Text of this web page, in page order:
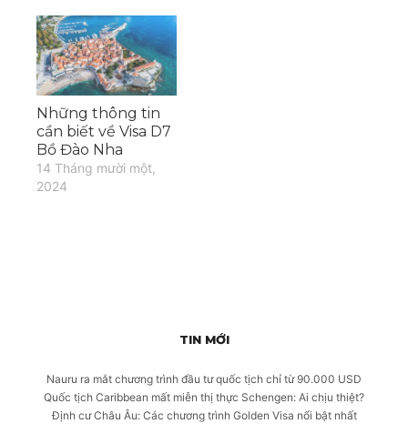
quan trọng hiện nay
là “nơi nào trên thế giới
sẽ là lựa chọn định cư
tốt nhất cho…
Những thông tin
cần biết về Visa D7
Bồ Đào Nha
14 Tháng mười một,
2024
TIN MỚI
Nauru ra mắt chương trình đầu tư quốc tịch chỉ từ 90.000 USD
Quốc tịch Caribbean mất miễn thị thực Schengen: Ai chịu thiệt?
Định cư Châu Âu: Các chương trình Golden Visa nổi bật nhất